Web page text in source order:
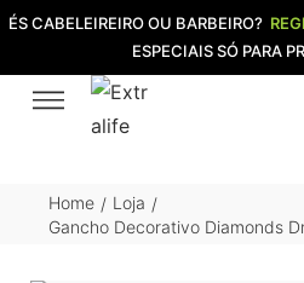
ÉS CABELEIREIRO OU BARBEIRO?
ESPECIAIS SÓ PARA
Home / Loja /
Gancho Decorativo Diamonds